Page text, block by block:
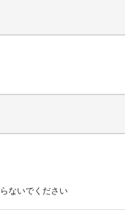
ないでください